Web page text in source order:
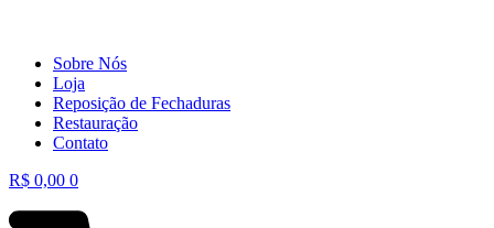
Sobre Nós
Loja
Reposição de Fechaduras
Restauração
Contato
R$ 0,00 0